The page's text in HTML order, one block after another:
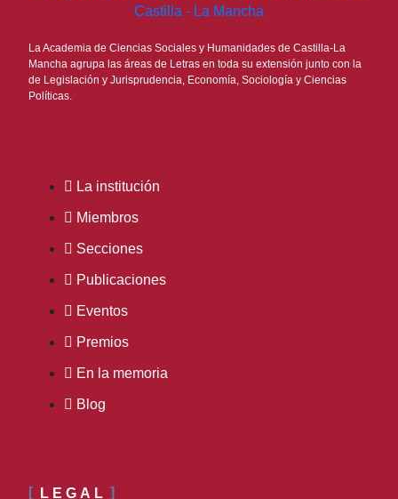
La Academia de Ciencias Sociales y Humanidades de Castilla-La
Mancha agrupa las áreas de Letras en toda su extensión junto con la
de Legislación y Jurisprudencia, Economía, Sociología y Ciencias
Políticas.
La institución
Miembros
Secciones
Publicaciones
Eventos
Premios
En la memoria
Blog
LEGAL